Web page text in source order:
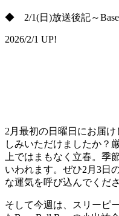
◆ 2/1(日)放送後記～Base
2026/2/1 UP!
2月最初の日曜日にお届
しみいただけましたか？
上ではまもなく立春。季
いわれます。ぜひ2月3日
な運気を呼び込んでくださ
そして今週は、スリーピ